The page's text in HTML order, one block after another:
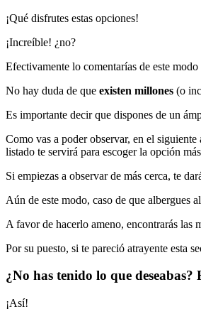
¡Qué disfrutes estas opciones!
¡Increíble! ¿no?
Efectivamente lo comentarías de este
No hay duda de que existen millones (o
Es importante decir que dispones de un
Como vas a poder observar, en el
listado te servirá para escoger la opción
Si empiezas a observar de más cerca, te
Aún de este modo, caso de que albergues
A favor de hacerlo ameno, encontrarás las
Por su puesto, si te pareció atrayente esta
¿No has tenido lo que
¡Así!